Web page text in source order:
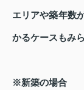
エリアや築年数
かるケースもみ
※新築の場合